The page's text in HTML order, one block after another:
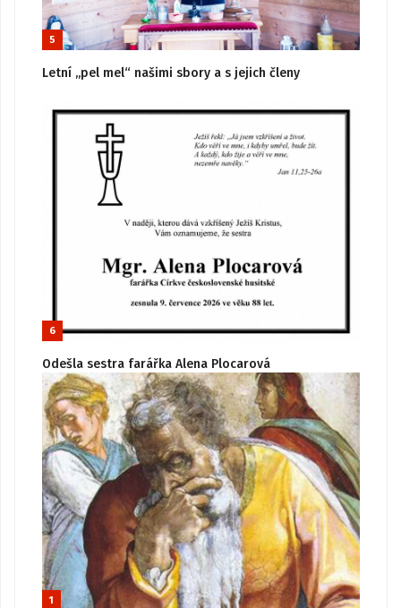
5
Letní „pel mel“ našimi sbory a s jejich členy
6
Odešla sestra farářka Alena Plocarová
1